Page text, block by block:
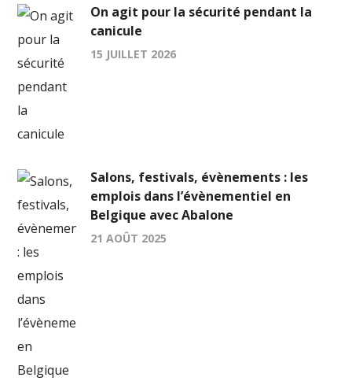
On agit pour la sécurité pendant la
canicule
15 JUILLET 2026
Salons, festivals, évènements : les
emplois dans l’évènementiel en
Belgique avec Abalone
21 AOÛT 2025